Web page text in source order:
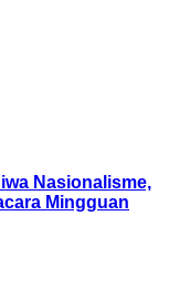
Nasionalisme,
Mingguan